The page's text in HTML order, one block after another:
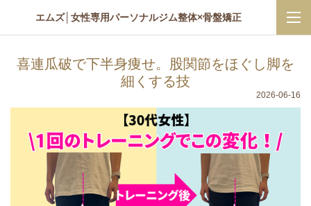
エムズ│女性専用パーソナルジム整体×骨盤矯正
喜連瓜破で下半身痩せ。股関節をほぐし脚を
細くする技
2026-06-16